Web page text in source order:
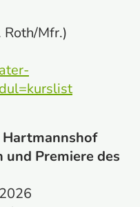
Roth/Mfr.)
Hartmannshof
und Premiere des